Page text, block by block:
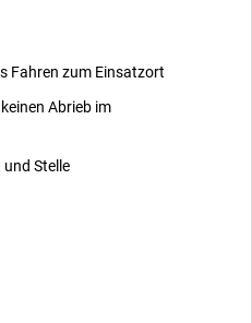
Fahren zum Einsatzort
Abrieb im
Stelle